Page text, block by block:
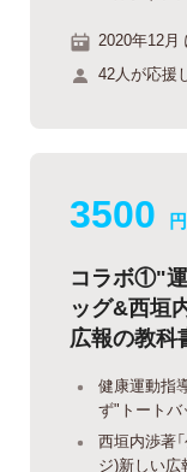
2020年12月
42人が応援
3500 円
コラボ①"
ッグ&西垣
広報の教科
健康運動指
ず"トートバ
西垣内渉著
ジ)新しい広